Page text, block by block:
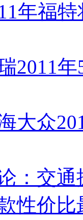
年福
2011
海大众
：交通
性价比